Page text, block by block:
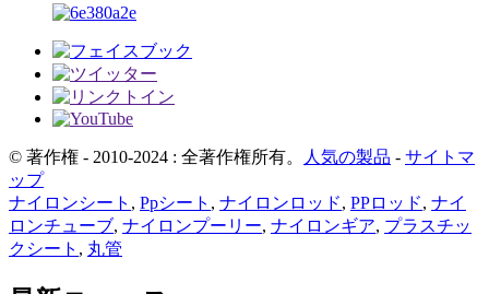
© 著作権 - 2010-2024 : 全著作権所有。 人気の製品 - サイトマ
ップ
ナイロンシート , Ppシート , ナイロンロッド, PPロッド, ナイ
ロンチューブ, ナイロンプーリー, ナイロンギア, プラスチッ
クシート , 丸管